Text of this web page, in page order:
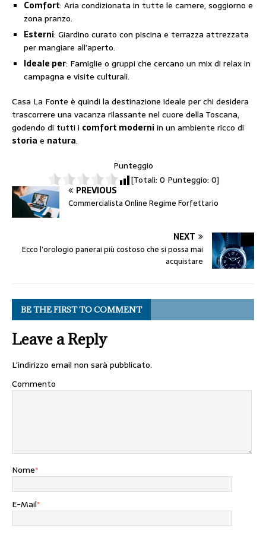
Comfort: Aria condizionata in tutte le camere, soggiorno e
zona pranzo.
Esterni: Giardino curato con piscina e terrazza attrezzata
per mangiare all’aperto.
Ideale per: Famiglie o gruppi che cercano un mix di relax in
campagna e visite culturali.
Casa La Fonte è quindi la destinazione ideale per chi desidera
trascorrere una vacanza rilassante nel cuore della Toscana,
godendo di tutti i comfort moderniin un ambiente ricco di
storia e natura.
Punteggio
[Totali: 0 Punteggio: 0]
PREVIOUS
Commercialista Online Regime Forfettario
NEXT
Ecco l’orologio panerai più costoso che si possa mai
acquistare
BE THE FIRST TO COMMENT
Leave a Reply
L'indirizzo email non sarà pubblicato.
Commento
Nome*
E-Mail*